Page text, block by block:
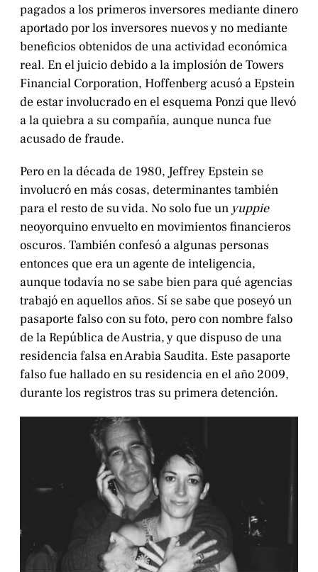
pagados a los primeros inversores mediante dinero
aportado por los inversores nuevos y no mediante
beneficios obtenidos de una actividad económica
real. En el juicio debido a la implosión de Towers
Financial Corporation, Hoffenberg acusó a Epstein
de estar involucrado en el esquema Ponzi que llevó
a la quiebra a su compañía, aunque nunca fue
acusado de fraude.
Pero en la década de 1980, Jeffrey Epstein se
involucró en más cosas, determinantes también
para el resto de su vida. No solo fue un yuppie
neoyorquino envuelto en movimientos financieros
oscuros. También confesó a algunas personas
entonces que era un agente de inteligencia,
aunque todavía no se sabe bien para qué agencias
trabajó en aquellos años. Sí se sabe que poseyó un
pasaporte falso con su foto, pero con nombre falso
de la República de Austria, y que dispuso de una
residencia falsa en Arabia Saudita. Este pasaporte
falso fue hallado en su residencia en el año 2009,
durante los registros tras su primera detención.